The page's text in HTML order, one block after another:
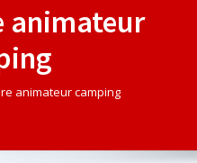
animateur
animateur camping